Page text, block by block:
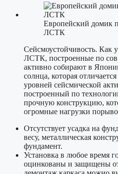
Европейский домик
ЛСТК
Сейсмоустойчивость. Как
ЛСТК, построенные по
активно собирают в
солнца, которая
уровней сейсмической
построенный по
прочную конструкцию,
огромные нагрузки
Отсутствует усадка на
весу, металлическая
фундамент.
Установка в любое время
оцинкованы и защищены